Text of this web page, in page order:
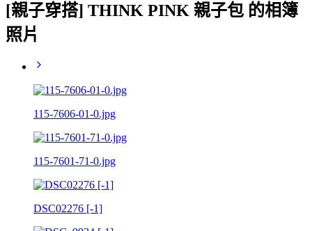
[親子穿搭] THINK PINK 親子包 的相簿
照片
115-7606-01-0.jpg
115-7601-71-0.jpg
DSC02276 [-1]